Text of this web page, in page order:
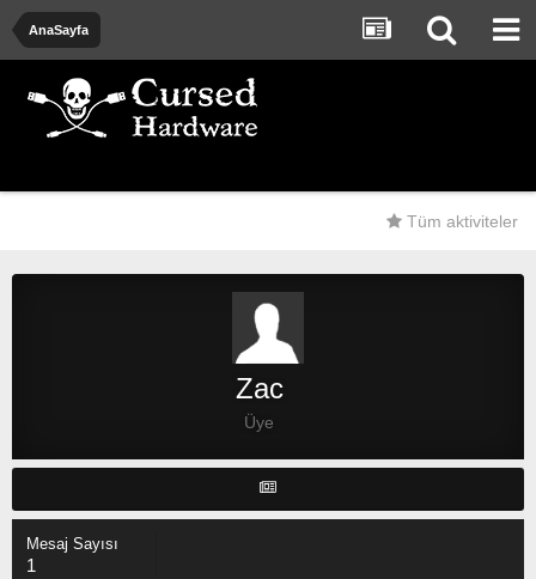
AnaSayfa
Tüm aktiviteler
Zac
Üye
Mesaj Sayısı
1